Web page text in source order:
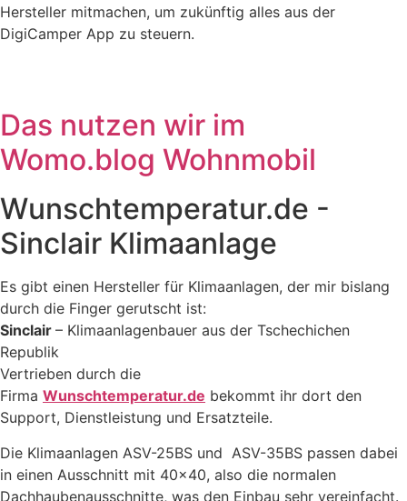
Hersteller mitmachen, um zukünftig alles aus der
DigiCamper App zu steuern.
Das nutzen wir im
Womo.blog Wohnmobil
Wunschtemperatur.de -
Sinclair Klimaanlage
Es gibt einen Hersteller für Klimaanlagen, der mir bislang
durch die Finger gerutscht ist:
Sinclair – Klimaanlagenbauer aus der Tschechichen
Republik
Vertrieben durch die
Firma Wunschtemperatur.de bekommt ihr dort den
Support, Dienstleistung und Ersatzteile.
Die Klimaanlagen ASV-25BS und ASV-35BS passen dabei
in einen Ausschnitt mit 40×40, also die normalen
Dachhaubenausschnitte, was den Einbau sehr vereinfacht.